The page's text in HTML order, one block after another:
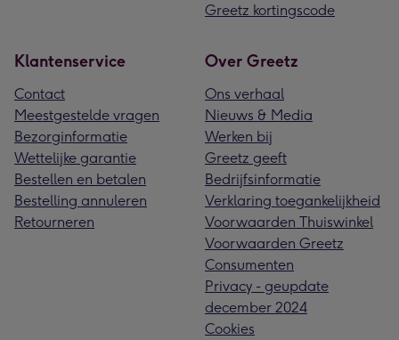
Greetz kortingscode
Klantenservice
Contact
Meestgestelde vragen
Bezorginformatie
Wettelijke garantie
Bestellen en betalen
Bestelling annuleren
Retourneren
Over Greetz
Ons verhaal
Nieuws & Media
Werken bij
Greetz geeft
Bedrijfsinformatie
Verklaring toegankelijkheid
Voorwaarden Thuiswinkel
Voorwaarden Greetz
Consumenten
Privacy - geupdate
december 2024
Cookies